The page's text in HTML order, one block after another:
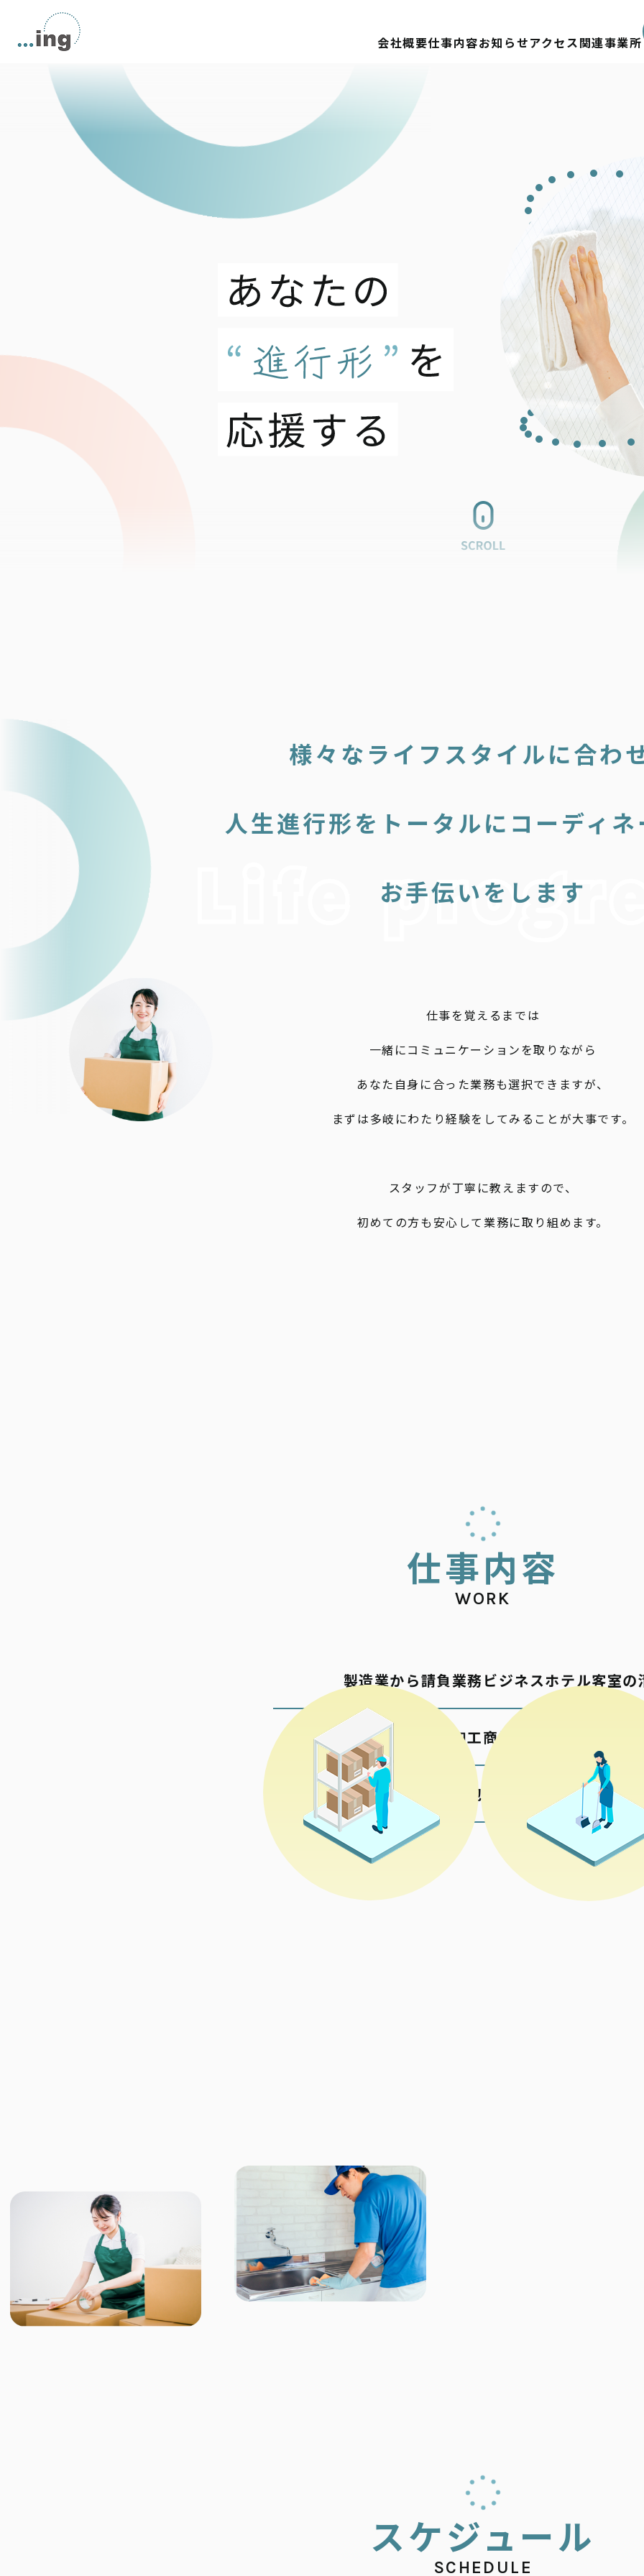
会社概要仕事内容お知らせアクセス関連事業所
様々なライフスタイルに合わ
人生進行形をトータルにコーディ
お手伝いをします
仕事を覚えるまでは
一緒にコミュニケーションを取りながら
あなた自身に合った業務も選択できますが、
まずは多岐にわたり経験をしてみることが大事です。
スタッフが丁寧に教えますので、
初めての方も安心して業務に取り組めます。
仕事内容
WORK
製造業から請負業務
包材の加工
各種検品梱包
ビジネスホテル客室の
商業施設の清掃
公共施設の清掃
スケジュ ール
SCHEDULE